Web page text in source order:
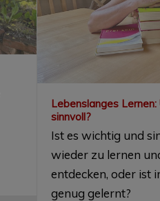
Lebenslanges
sinnvoll?
Ist es wichtig und
wieder zu lernen
entdecken, oder ist
genug gelernt?